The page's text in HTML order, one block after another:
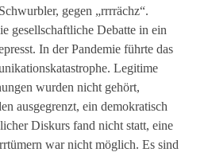
gegen „rrrrächz“.
gesellschaftliche Debatte in ein
In der Pandemie führte das
Legitime
wurden nicht gehört,
ausgegrenzt, ein demokratisch
Diskurs fand nicht statt, eine
war nicht möglich. Es sind